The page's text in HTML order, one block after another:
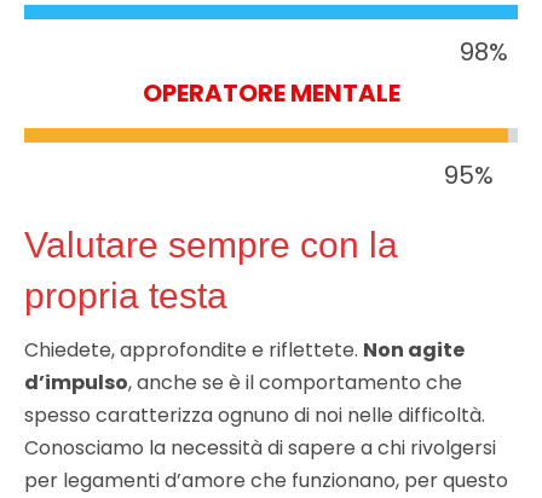
98%
OPERATORE MENTALE
95%
Valutare sempre con la
propria testa
Chiedete, approfondite e riflettete. Non agite
d’impulso, anche se è il comportamento che
spesso caratterizza ognuno di noi nelle difficoltà.
Conosciamo la necessità di sapere a chi rivolgersi
per legamenti d’amore che funzionano, per questo